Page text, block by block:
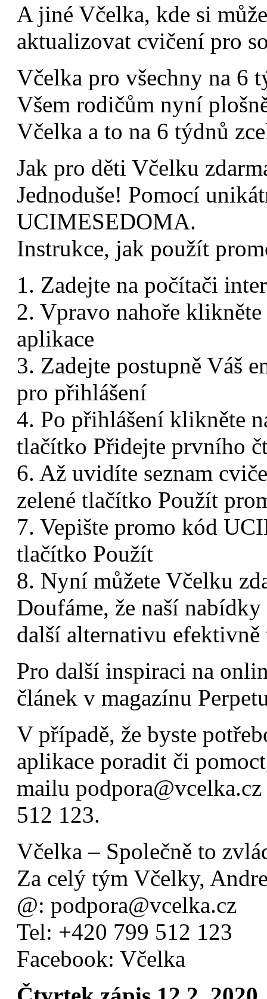
A jiné Včelka, kde si
aktualizovat cvičení pro
Včelka pro všechny na 6
Všem rodičům nyní
Včelka a to na 6 týdnů
Jak pro děti Včelku
Jednoduše! Pomocí
UCIMESEDOMA.
Instrukce, jak použít
1. Zadejte na počítači
2. Vpravo nahoře
aplikace
3. Zadejte postupně Váš
pro přihlášení
4. Po přihlášení klikněte
tlačítko Přidejte prvního
6. Až uvidíte seznam
zelené tlačítko Použít
7. Vepište promo kód
tlačítko Použít
8. Nyní můžete Včelku
Doufáme, že naší
další alternativu efektivně
Pro další inspiraci na
článek v magazínu
V případě, že byste
aplikace poradit či
mailu
512 123.
Včelka – Společně to
Za celý tým Včelky,
@: podpora@vcelka.cz
Tel: +420 799 512 123
Facebook: Včelka